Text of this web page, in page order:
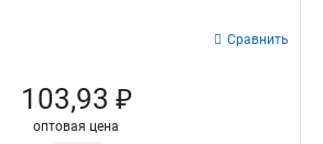
Сравнить
103,93 ₽
оптовая цена